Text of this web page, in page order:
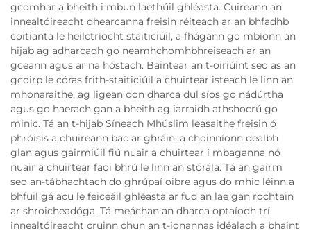
gcomhar a bheith i mbun laethúil ghléasta. Cuireann an
innealtóireacht dhearcanna freisin réiteach ar an bhfadhb
coitianta le heilctríocht staiticiúil, a fhágann go mbíonn an
hijab ag adharcadh go neamhchomhbhreiseach ar an
gceann agus ar na hóstach. Baintear an t-oiriúint seo as an
gcoirp le córas frith-staiticiúil a chuirtear isteach le linn an
mhonaraithe, ag ligean don dharca dul síos go nádúrtha
agus go haerach gan a bheith ag iarraidh athshocrú go
minic. Tá an t-hijab Síneach Mhúslim leasaithe freisin ó
phróisis a chuireann bac ar ghráin, a choinníonn dealbh
glan agus gairmiúil fiú nuair a chuirtear i mbaganna nó
nuair a chuirtear faoi bhrú le linn an stórála. Tá an gairm
seo an-tábhachtach do ghrúpaí oibre agus do mhic léinn a
bhfuil gá acu le feiceáil ghléasta ar fud an lae gan rochtain
ar shroicheadóga. Tá meáchan an dharca optaíodh trí
innealtóireacht cruinn chun an t-ionannas idéalach a bhaint